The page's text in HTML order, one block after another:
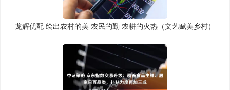
龙辉优配 绘出农村的美 农民的勤 农耕的火热（文艺赋美乡村）